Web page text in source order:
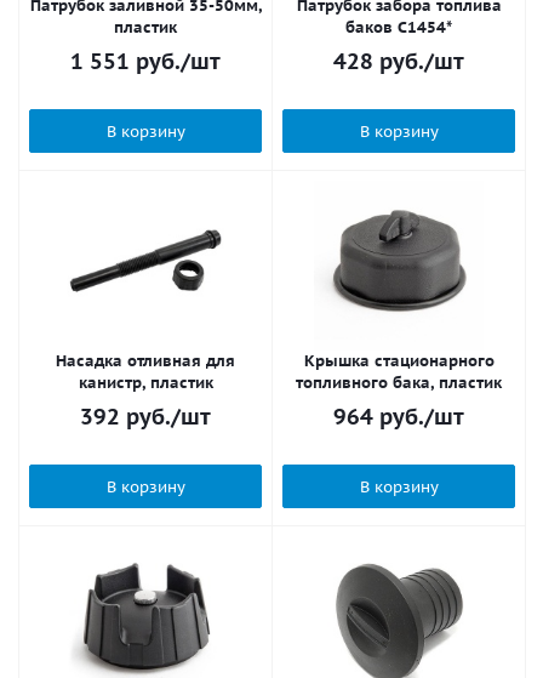
Патрубок заливной 35-50мм,
пластик
1 551 руб./шт
В корзину
Патрубок забора топлива
баков С1454*
428 руб./шт
В корзину
Насадка отливная для
канистр, пластик
392 руб./шт
В корзину
Крышка стационарного
топливного бака, пластик
964 руб./шт
В корзину